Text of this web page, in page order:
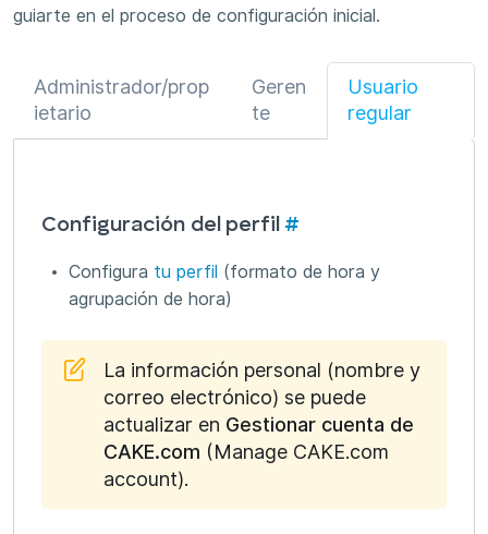
guiarte en el proceso de configuración inicial.
Administrador/prop
ietario
Geren
te
Usuario
regular
Configuración del perfil #
Configura tu perfil (formato de hora y
agrupación de hora)
La información personal (nombre y
correo electrónico) se puede
actualizar en Gestionar cuenta de
CAKE.com (Manage CAKE.com
account).